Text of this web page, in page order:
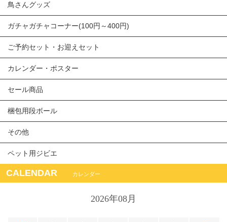
鳥さんグッズ
ガチャガチャコーナー(100円～400円)
ご予約セット・お迎えセット
カレンダー・ポスター
セール商品
梱包用段ボール
その他
ペット用ジビエ
CALENDAR カレンダー
2026年08月